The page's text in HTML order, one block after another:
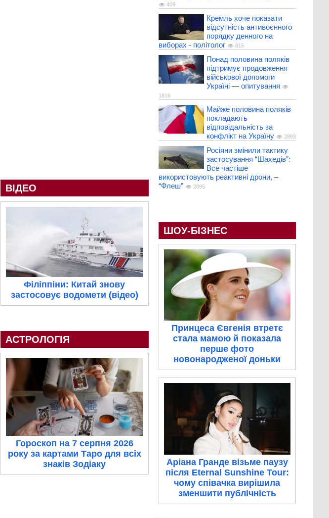
ВІДЕО
Філіппіни: Китай знову
застосовує водомети (відео)
АСТРОЛОГІЯ
Гороскоп на 7 серпня 2026
року за картами Таро для всіх
знаків Зодіаку
409
Кремль хоче показати
відсутність антивоєнного
порядку денного на
виборах - політолог
815
Понад половина поляків
підтримує продовження
військової допомоги
Україні — опитування
1816
Майже половина поляків
покладають
відповідальність за
конфлікт на Україну
2893
Росіяни змінили тактику
застосування “Шахедів”:
Все частіше
використовують реактивні дрони, –
“Флеш”
2895
ШОУ-БІЗНЕС
Принцеса Євгенія втретє
стала мамою й показала
перше фото
новонародженої доньки
Аріана Гранде візьме паузу
після Eternal Sunshine Tour:
чому співачка вирішила
зменшити публічність